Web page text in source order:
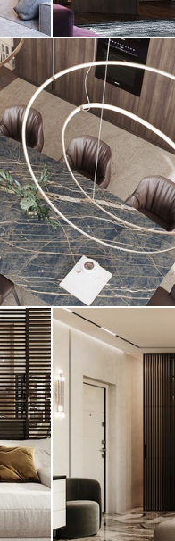
16»
стиле.
...
Проект
выполнен в
ар-деко.
квартира, 100